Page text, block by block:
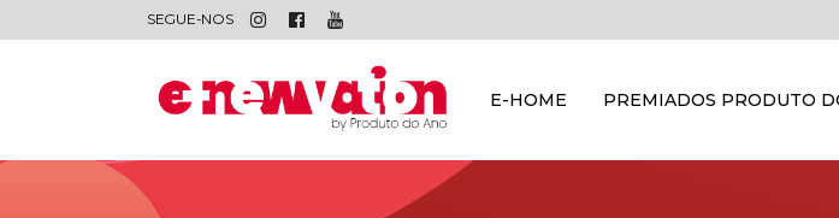
SEGUE-NOS
E-HOME PREMIADOS PRODUTO